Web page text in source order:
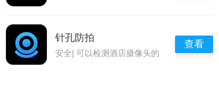
针孔防拍
安全|可以检测酒店摄像头的
查看